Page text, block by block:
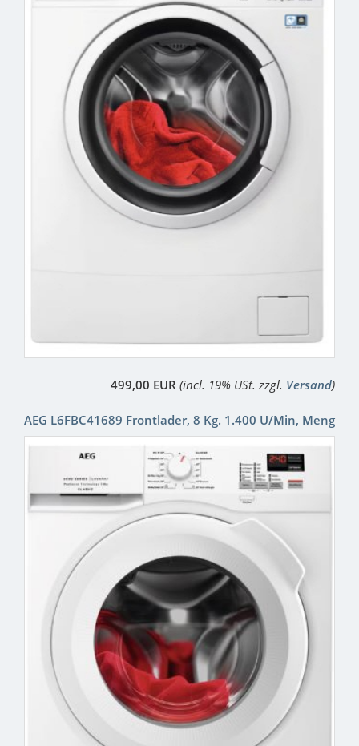
499,00 EUR (incl. 19% USt. zzgl. Versand)
AEG L6FBC41689 Frontlader, 8 Kg. 1.400 U/Min, Meng